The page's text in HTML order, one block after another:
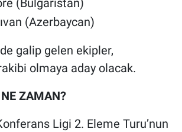
(Bulgaristan)
(Azerbaycan)
galip gelen ekipler,
olmaya aday olacak.
ZAMAN?
Ligi 2. Eleme Turu’nun